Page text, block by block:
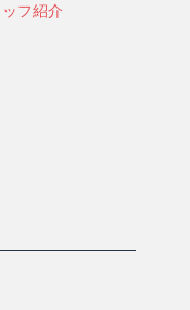
フ紹介